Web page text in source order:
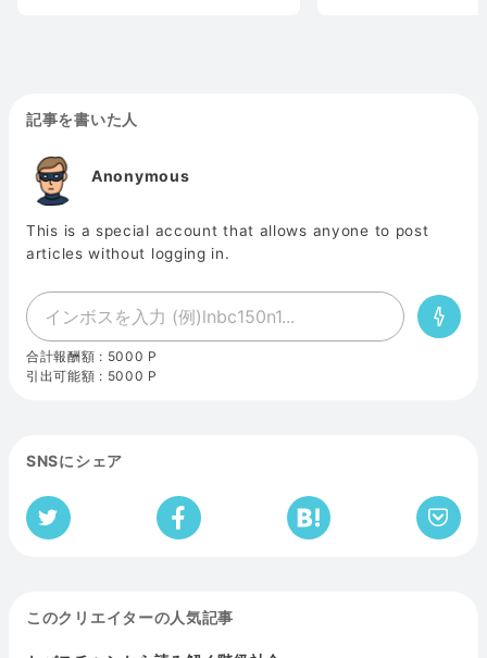
記事を書いた人
Anonymous
This is a special account that allows anyone to post
articles without logging in.
合計報酬額 : 5000
引出可能額 : 5000
SNSにシェア
このクリエイターの人気記事